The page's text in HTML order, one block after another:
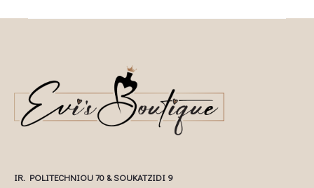
IR. POLITECHNIOU 70 & SOUKATZIDI 9